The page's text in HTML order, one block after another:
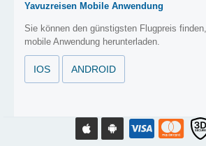
Yavuzreisen Mobile Anwendung
Sie können den günstigsten Flugpreis
mobile Anwendung herunterladen.
IOS ANDROID